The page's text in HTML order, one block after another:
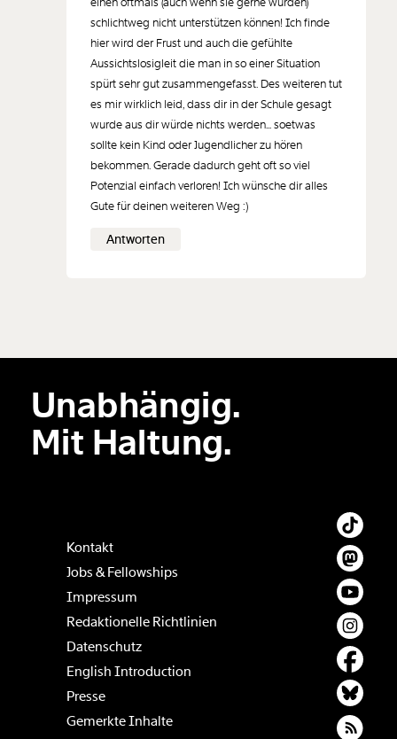
schlichtweg nicht unterstützen können! Ich finde
hier wird der Frust und auch die gefühlte
Aussichtslosigleit die man in so einer Situation
spürt sehr gut zusammengefasst. Des weiteren tut
es mir wirklich leid, dass dir in der Schule gesagt
wurde aus dir würde nichts werden... soetwas
sollte kein Kind oder Jugendlicher zu hören
bekommen. Gerade dadurch geht oft so viel
Potenzial einfach verloren! Ich wünsche dir alles
Gute für deinen weiteren Weg :)
Antworten
Unabhängig.
Mit Haltung.
Kontakt
Jobs & Fellowships
Impressum
Redaktionelle Richtlinien
Datenschutz
English Introduction
Presse
Gemerkte Inhalte